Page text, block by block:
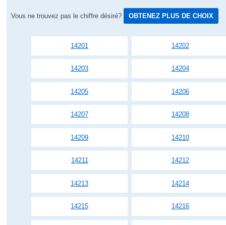
Vous ne trouvez pas le chiffre désiré? OBTENEZ PLUS DE CHOIX
14201 14202
14203 14204
14205 14206
14207 14208
14209 14210
14211 14212
14213 14214
14215 14216